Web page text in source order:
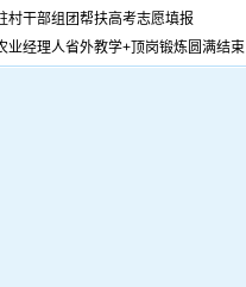
村干部组团帮扶高考志愿填报
业经理人省外教学+顶岗锻炼圆满结束